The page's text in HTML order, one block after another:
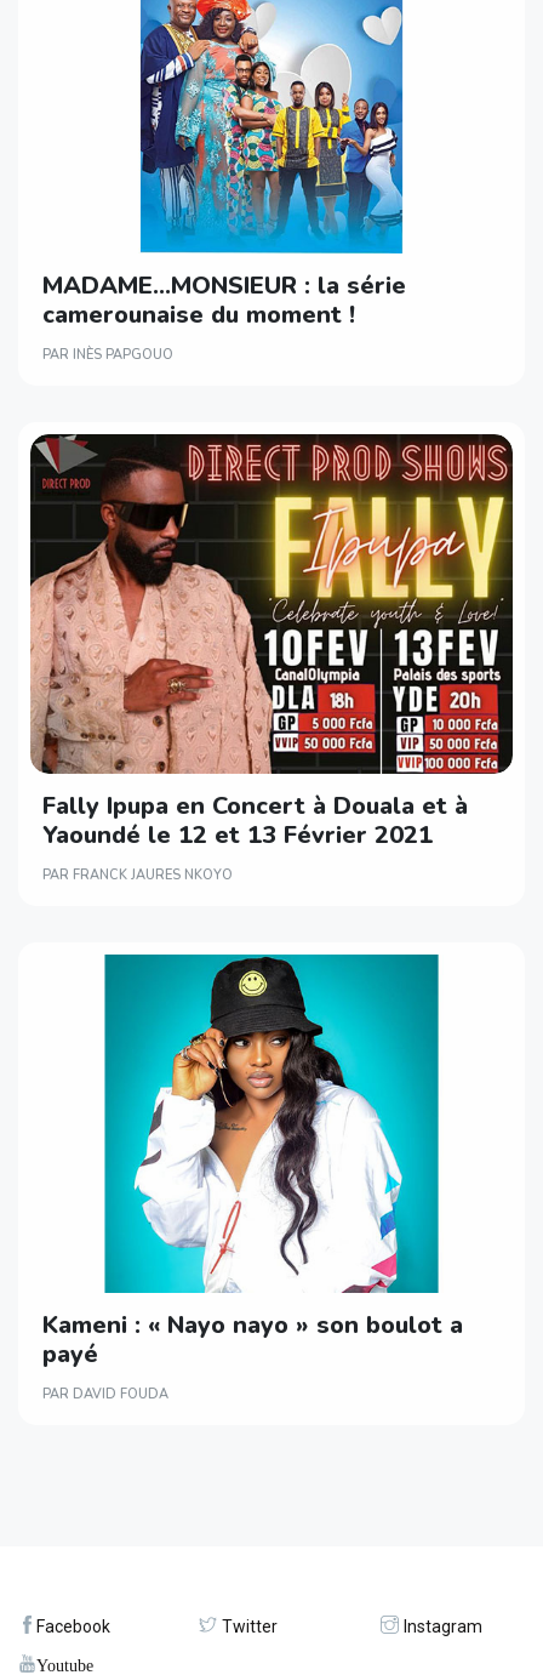
MADAME…MONSIEUR : la série
camerounaise du moment !
PAR INÈS PAPGOUO
Fally Ipupa en Concert à Douala et à
Yaoundé le 12 et 13 Février 2021
PAR FRANCK JAURES NKOYO
Kameni : « Nayo nayo » son boulot a
payé
PAR DAVID FOUDA
Facebook Twitter Instagram
Youtube